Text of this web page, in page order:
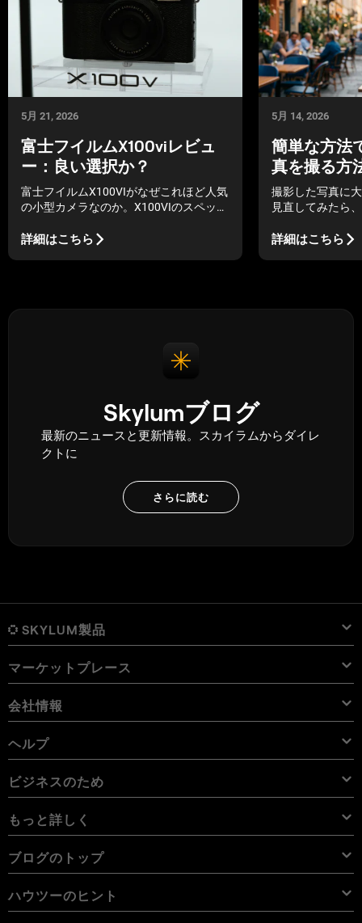
5月 21, 2026
富士フイルムX100viレビュ
ー：良い選択か？
富士フイルムX100VIがなぜこれほど人気
の小型カメラなのか。X100VIのスペック
よう。
詳細はこちら
5月 14, 2026
簡単な方法
真を撮る方
撮影した写真に
見直してみたら
ろうか。落胆の
詳細はこちら
Skylumブログ
最新のニュースと更新情報。スカイラムからダイレ
クトに
さらに読む
SKYLUM製品
Luminar Neo
価格
プロ ツール
使用例
代替ソフト
無料体験板
Luminar Neo User Guide
概要
iPad用 Luminar
iPhone用 Luminar
Vision Pro用 Luminar Neo
Luminar Mobile User Guide
Aperty
概要
価格
Aperty User Guide
オンライン ツール
オンライン編集ソフト
カラー パレット
マーケットプレース
プリセット
Lightroom プリセット
Luminar Neo パック
LUT
Luminar Neo LUT
Aperty LUT
オーバーレイを使用して新しいものを簡単に追加
テクスチャー
スカイオブジェクト
その他のソフトウェア
X メンバーシップ
空
電子書籍
コース
会社情報
会社概要
キャリア
アンバサダー
アフィリエイトプログラム
利用規約
プライバシーポリシー
ヘルプ
サポートへのお問い合わせ
FAQs
User Guide
Cookieの選択を変更する
ビジネスのため
ビジネスのため
ボリューム ライセンス
リセラー プログラム
もっと詳しく
ブログ
ハウツー
ニュースルーム
ブログのトップ
Manual Mode in Photography
ハウツーのヒント